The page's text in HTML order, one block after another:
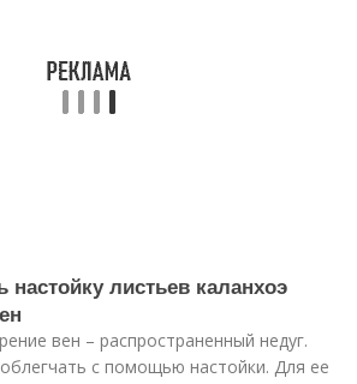
настойку листьев каланхоэ
вен – распространенный недуг.
с помощью настойки. Для ее